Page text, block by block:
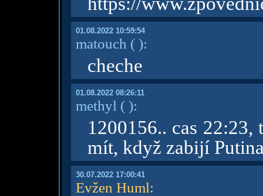
01.08.2022 10:59:54
matouch ( ):
cheche
01.08.2022 08:26:11
methyl ( ):
1200156.. cas
mít, když zabijí
30.07.2022 17:00:41
Evžen Huml: